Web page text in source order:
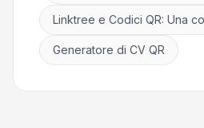
Linktree e Codici QR: Una
Generatore di CV QR